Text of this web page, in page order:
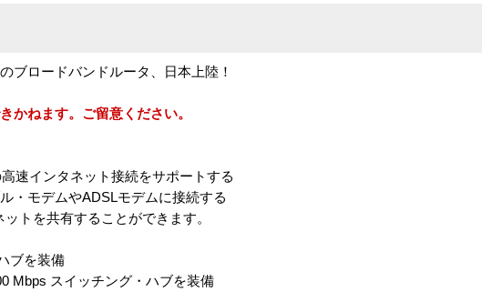
ブロードバンドルータ、日本上陸！
かねます。ご留意ください。
速インタネット接続をサポートする
・モデムやADSLモデムに接続する
トを共有することができます。
ブを装備
Mbps スイッチング・ハブを装備